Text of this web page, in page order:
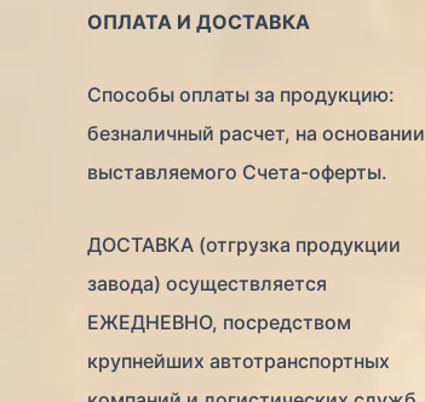
ОПЛАТА И ДОСТАВКА
Способы оплаты за продукцию:
безналичный расчет, на основании
выставляемого Счета-оферты.
ДОСТАВКА (отгрузка продукции
завода) осуществляется
ЕЖЕДНЕВНО, посредством
крупнейших автотранспортных